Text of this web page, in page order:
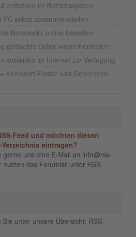
entfernen im Betriebssystem
PC selbst zusammenstellen
Notebooks online bestellen
gelöschte Daten wiederherstellen
kostenlos im Internet zur Verfügung
Kennwort-Finder und Sicherheits-
Feed und möchten diesen
eintragen?
gerne uns eine E-Mail an info@rss-
nutzen das Forumlar unter RSS
Sie unter unsere Übersicht: RSS-